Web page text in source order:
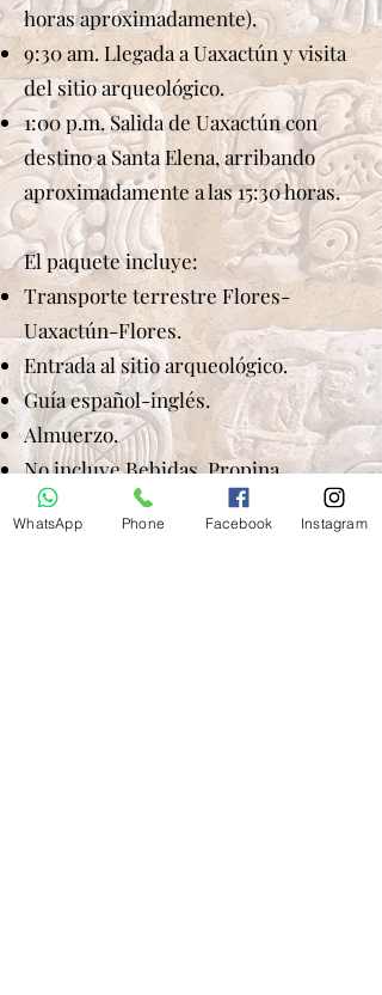
horas aproximadamente).
9:30 am. Llegada a Uaxactún y visita
del sitio arqueológico.
1:00 p.m. Salida de Uaxactún con
destino a Santa Elena, arribando
aproximadamente a las 15:30 horas.
El paquete incluye:
Transporte terrestre Flores-
Uaxactún-Flores.
Entrada al sitio arqueológico.
Guía español-inglés.
Almuerzo.
No incluye Bebidas. Propina
(opcional).
WhatsApp Phone Facebook Instagram